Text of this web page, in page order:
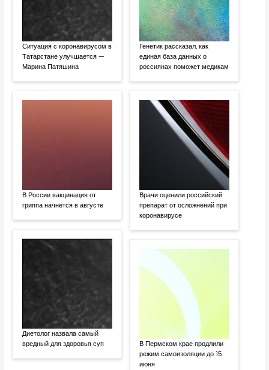
Ситуация с коронавирусом в
Татарстане улучшается —
Марина Патяшина
В России вакцинация от
гриппа начнется в августе
Диетолог назвала самый
вредный для здоровья суп
Генетик рассказал, как
единая база данных о
россиянах поможет медикам
Врачи оценили российский
препарат от осложнений при
коронавирусе
В Пермском крае продлили
режим самоизоляции до 15
июня